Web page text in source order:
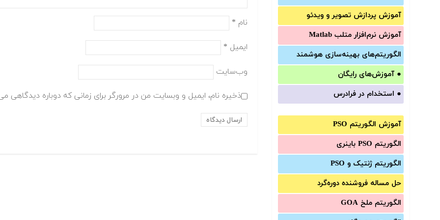
آموزش‌ پردازش تصویر و ویدئو
آموزش‌ نرم‌افزار متلب Matlab
الگوریتم‌های بهینه‌سازی هوشمند
● آموزش‌های رایگان
● استخدام در فرادرس
آموزش الگوریتم PSO
الگوریتم PSO باینری
الگوریتم ژنتیک و PSO
حل مساله فروشنده دوره‌گرد
الگوریتم ملخ GOA
نام *
ایمیل *
وب‌سایت
ذخیره نام، ایمیل و وبسایت من در مرورگر برای زمانی که دوباره دیدگاهی